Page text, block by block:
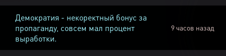
Демократия - некоректный бонус за
пропаганду, совсем мал процент
выработки.
9 часов назад